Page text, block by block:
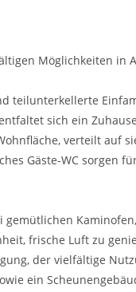
Möglichkeiten in
teilunterkellerte
sich ein
verteilt auf
Gäste-WC sorgen
frische Luft zu
der vielfältige
ein